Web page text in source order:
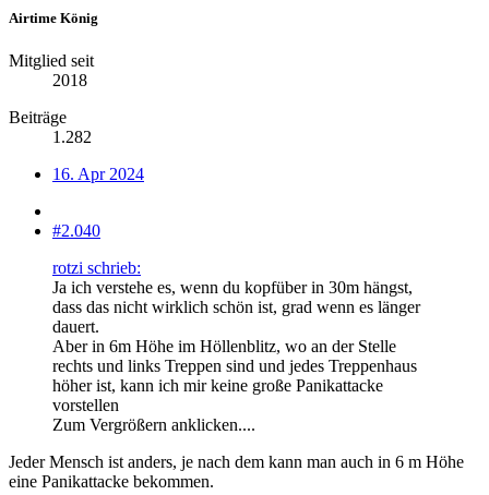
Airtime König
Mitglied seit
2018
Beiträge
1.282
16. Apr 2024
#2.040
rotzi schrieb:
Ja ich verstehe es, wenn du kopfüber in 30m hängst,
dass das nicht wirklich schön ist, grad wenn es länger
dauert.
Aber in 6m Höhe im Höllenblitz, wo an der Stelle
rechts und links Treppen sind und jedes Treppenhaus
höher ist, kann ich mir keine große Panikattacke
vorstellen
Zum Vergrößern anklicken....
Jeder Mensch ist anders, je nach dem kann man auch in 6 m Höhe
eine Panikattacke bekommen.